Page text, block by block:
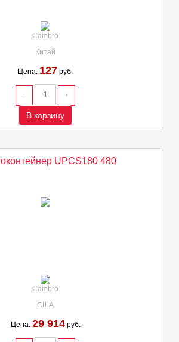
Cambro
Китай
Цена: 127 руб.
В корзину
UPCS180 480
Cambro
США
Цена: 29 914руб.